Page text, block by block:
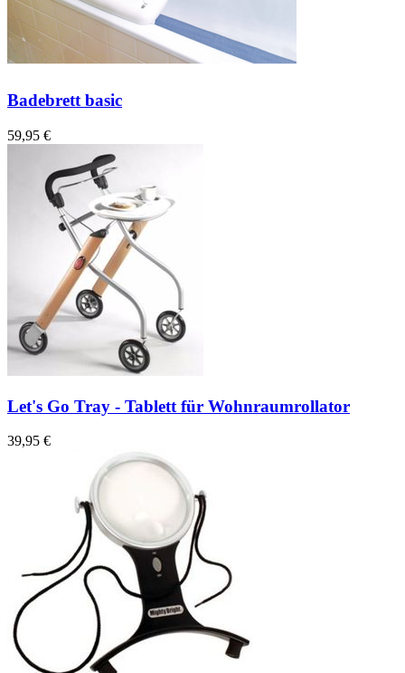
Badebrett basic
59,95 €
Let's Go Tray - Tablett für Wohnraumrollator
39,95 €